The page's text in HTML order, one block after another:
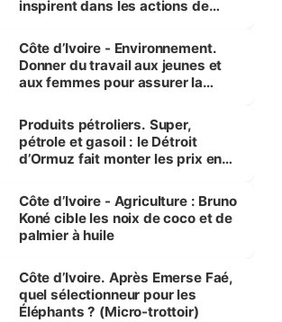
inspirent dans les actions de
Côte d’Ivoire - Environnement.
Donner du travail aux jeunes et
aux femmes pour assurer la
menacées
Produits pétroliers. Super,
pétrole et gasoil : le Détroit
d’Ormuz fait monter les prix en
Côte d’Ivoire - Agriculture : Bruno
Koné cible les noix de coco et de
palmier à huile
Côte d’Ivoire. Après Emerse Faé,
quel sélectionneur pour les
Éléphants ? (Micro-trottoir)